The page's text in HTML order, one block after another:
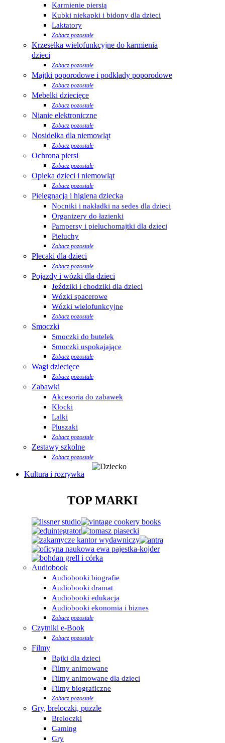
Karmienie piersią
Kubki niekapki i bidony dla dzieci
Laktatory
Zobacz pozostałe
Krzesełka wielofunkcyjne do karmienia
dzieci
Zobacz pozostałe
Majtki poporodowe i podkłady poporodowe
Zobacz pozostałe
Mebelki dziecięce
Zobacz pozostałe
Nianie elektroniczne
Zobacz pozostałe
Nosidełka dla niemowląt
Zobacz pozostałe
Ochrona piersi
Zobacz pozostałe
Opieka dzieci i niemowląt
Zobacz pozostałe
Pielęgnacja i higiena dziecka
Nocniki i nakładki na sedes dla dzieci
Organizery do łazienki
Pampersy i pieluchomajtki dla dzieci
Pieluchy
Zobacz pozostałe
Plecaki dla dzieci
Zobacz pozostałe
Pojazdy i wózki dla dzieci
Jeździki i chodziki dla dzieci
Wózki spacerowe
Wózki wielofunkcyjne
Zobacz pozostałe
Smoczki
Smoczki do butelek
Smoczki uspokajające
Zobacz pozostałe
Wagi dziecięce
Zobacz pozostałe
Zabawki
Akcesoria do zabawek
Klocki
Lalki
Pluszaki
Zobacz pozostałe
Zestawy szkolne
Zobacz pozostałe
Kultura i rozrywka
TOP MARKI
Audiobook
Audiobooki biografie
Audiobooki dramat
Audiobooki edukacja
Audiobooki ekonomia i biznes
Zobacz pozostałe
Czytniki e-Book
Zobacz pozostałe
Filmy
Bajki dla dzieci
Filmy animowane
Filmy animowane dla dzieci
Filmy biograficzne
Zobacz pozostałe
Gry, breloczki, puzzle
Breloczki
Gaming
Gry